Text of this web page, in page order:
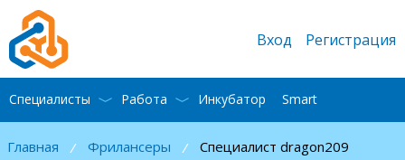
Главная / Фрилансеры / Специалист dragon209
Вход Регистрация
Специалисты Работа Инкубатор Smart